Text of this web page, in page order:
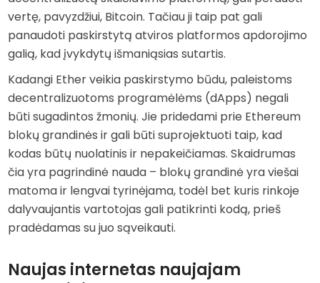
vertę, pavyzdžiui, Bitcoin. Tačiau ji taip pat gali
panaudoti paskirstytą atviros platformos apdorojimo
galią, kad įvykdytų išmaniąsias sutartis.
Kadangi Ether veikia paskirstymo būdu, paleistoms
decentralizuotoms programėlėms (dApps) negali
būti sugadintos žmonių. Jie pridedami prie Ethereum
blokų grandinės ir gali būti suprojektuoti taip, kad
kodas būtų nuolatinis ir nepakeičiamas. Skaidrumas
čia yra pagrindinė nauda – blokų grandinė yra viešai
matoma ir lengvai tyrinėjama, todėl bet kuris rinkoje
dalyvaujantis vartotojas gali patikrinti kodą, prieš
pradėdamas su juo sąveikauti.
Naujas internetas naujajam